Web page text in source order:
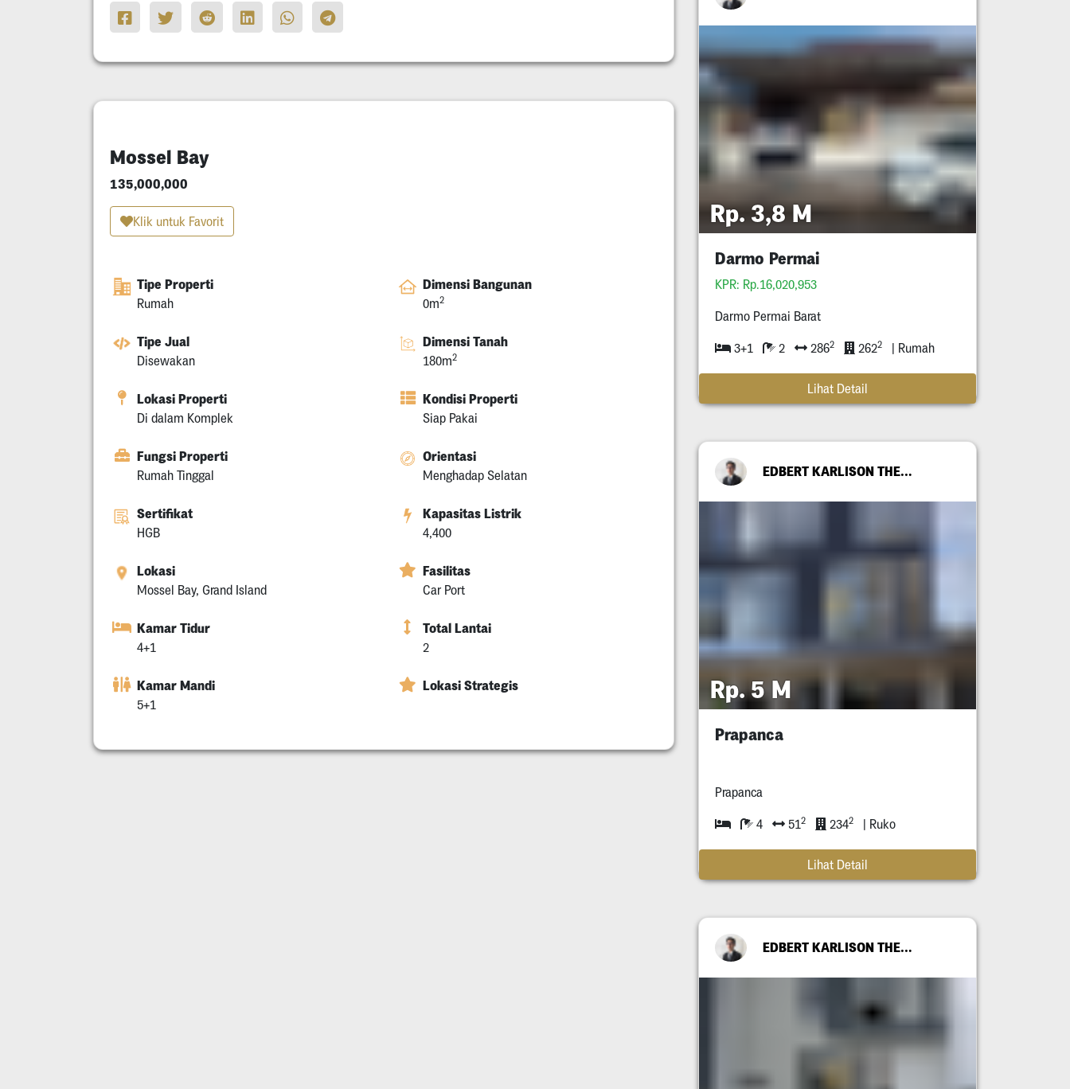
Mossel Bay
135,000,000
Klik untuk Favorit
Tipe Properti
Rumah
Dimensi Bangunan
0m2
Tipe Jual
Disewakan
Dimensi Tanah
180m2
Lokasi Properti
Di dalam Komplek
Kondisi Properti
Siap Pakai
Fungsi Properti
Rumah Tinggal
Orientasi
Menghadap Selatan
Sertifikat
HGB
Kapasitas Listrik
4,400
Lokasi
Mossel Bay, Grand Island
Fasilitas
Car Port
Kamar Tidur
4+1
Total Lantai
2
Kamar Mandi
5+1
Lokasi Strategis
Rp. 3,8 M
Darmo Permai
KPR: Rp.16,020,953
Darmo Permai Barat
3+1 2 2862 2622 | Rumah
Lihat Detail
EDBERT KARLISON THEODORE
Rp. 5 M
Prapanca
Prapanca
4 512 2342 | Ruko
Lihat Detail
EDBERT KARLISON THEODORE